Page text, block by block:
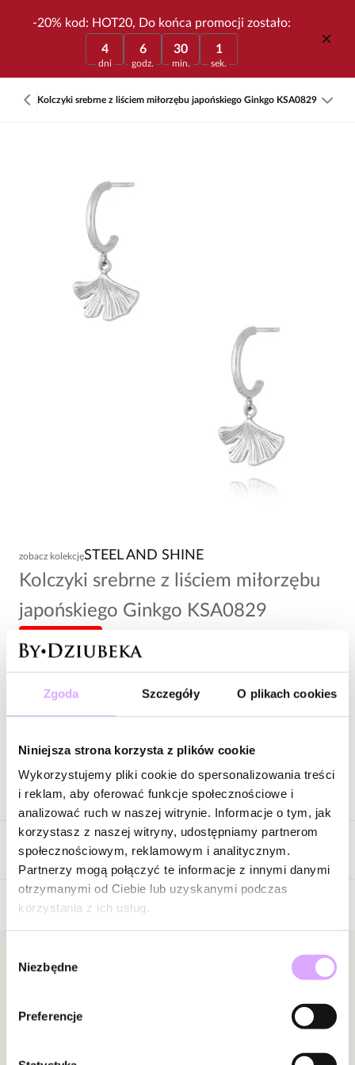
Zgoda Szczegóły O plikach cookies
Niniejsza strona korzysta z plików cookie
Wykorzystujemy pliki cookie do spersonalizowania treści
i reklam, aby oferować funkcje społecznościowe i
analizować ruch w naszej witrynie. Informacje o tym, jak
korzystasz z naszej witryny, udostępniamy partnerom
społecznościowym, reklamowym i analitycznym.
Partnerzy mogą połączyć te informacje z innymi danymi
otrzymanymi od Ciebie lub uzyskanymi podczas
korzystania z ich usług.
zgody
Niezbędne
Preferencje
-20% kod: HOT20, Do końca promocji zostało:
4
dni
6
godz.
30
min.
1
sek.
Kolczyki srebrne z liściem miłorzębu japońskiego Ginkgo KSA0829
zobacz kolekcjęSTEEL AND SHINE
Kolczyki srebrne z liściem miłorzębu
japońskiego Ginkgo KSA0829
81,00 zł
Wysyłka do 3 dni roboczych
Opis produktu
Surowiec: stal szlachetna.
Kolor surowca: srebrny.
Wielkość liścia: 1,00 cm x 1,30 cm.
Wielkość kolczyków: 2,20 cm x 1,30 cm.
Opinie
Bądź pierwszą osobą, która podzieli się opinią o tym
Powiadomienie
Newsletter